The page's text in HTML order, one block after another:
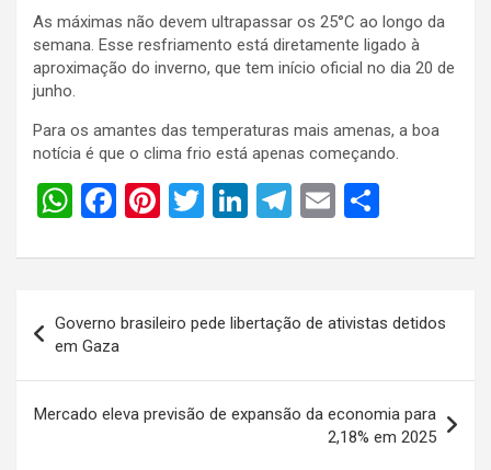
As máximas não devem ultrapassar os 25°C ao longo da
semana. Esse resfriamento está diretamente ligado à
aproximação do inverno, que tem início oficial no dia 20 de
junho.
Para os amantes das temperaturas mais amenas, a boa
notícia é que o clima frio está apenas começando.
W
at
A
p
p
F
ce
b
o
o
k
Pi
er
es
t
T
tt
er
Li
ke
n
T
e
gr
a
m
E
ail ar
de
Post
Governo brasileiro pede libertação de ativistas detidos
em Gaza
Mercado eleva previsão de expansão da economia para
2,18% em 2025